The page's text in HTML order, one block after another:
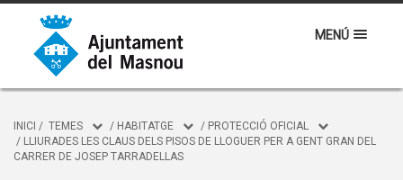
MENÚ
INICI / TEMES / HABITATGE / PROTECCIÓ OFICIAL
/ LLIURADES LES CLAUS DELS PISOS DE LLOGUER PER A GENT GRAN DEL
CARRER DE JOSEP TARRADELLAS